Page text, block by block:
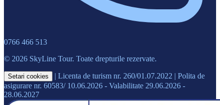
0766 466 513
© 2026 SkyLine Tour. Toate drepturile rezervate.
Setari cookies | Licenta de turism nr. 260/01.07.2022 | Polita de
asigurare nr. 60583/ 10.06.2026 - Valabilitate 29.06.2026 -
28.06.2027